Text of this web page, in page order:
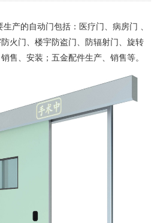
产的自动门包括：医疗门、病房门 、
火门、楼宇防盗门、防辐射门、旋转
售、安装；五金配件生产、销售等。